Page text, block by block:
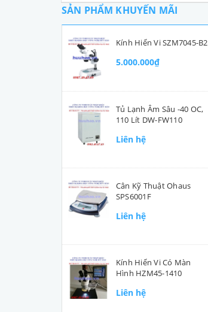
SẢN PHẨM KHUYẾN MÃI
Kính Hiển Vi SZM7045-B2
5.000.000₫
Tủ Lạnh Âm Sâu -40 OC,
110 Lít DW-FW110
Liên hệ
Cân Kỹ Thuật Ohaus
SPS6001F
Liên hệ
Kính Hiển Vi Có Màn
Hình HZM45-1410
Liên hệ